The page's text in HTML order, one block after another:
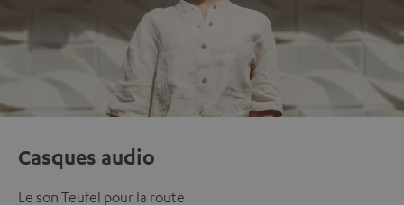
Casques audio
Le son Teufel pour la route